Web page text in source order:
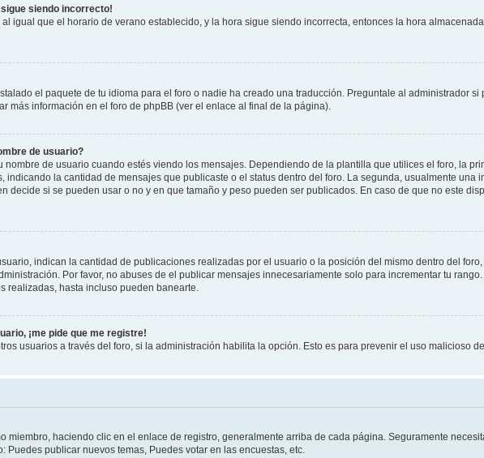
siendo incorrecto!
igual que el horario de verano establecido, y la hora sigue siendo incorrecta, entonces la hora
el paquete de tu idioma para el foro o nadie ha creado una traducción. Preguntale al administrador
más información en el foro de phpBB (ver el enlace al final de la página).
de usuario?
de usuario cuando estés viendo los mensajes. Dependiendo de la plantilla que utilices el foro, la
indicando la cantidad de mensajes que publicaste o el status dentro del foro. La segunda, usualmente
decide si se pueden usar o no y en que tamaño y peso pueden ser publicados. En caso de que no este
indican la cantidad de publicaciones realizadas por el usuario o la posición del mismo dentro del
Por favor, no abuses de el publicar mensajes innecesariamente solo para incrementar tu
hasta incluso pueden banearte.
¡me pide que me registre!
usuarios a través del foro, si la administración habilita la opción. Esto es para prevenir el uso malicioso
miembro, haciendo clic en el enlace de registro, generalmente arriba de cada página. Seguramente
publicar nuevos temas, Puedes votar en las encuestas, etc.